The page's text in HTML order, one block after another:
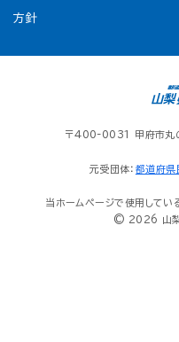
方針
〒400-0031 甲府市丸
元受団体： 都道府県
当ホームページで使用してい
© 2026 山梨